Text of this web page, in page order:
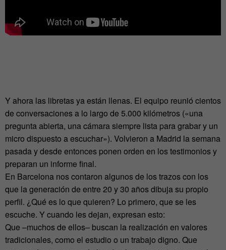
Y ahora las libretas ya están llenas. El equipo reunió cientos
de conversaciones a lo largo de 5.000 kilómetros («una
pregunta abierta, una cámara siempre lista para grabar y un
micro dispuesto a escuchar»). Volvieron a Madrid la semana
pasada y desde entonces ponen orden en los testimonios y
preparan un informe final.
En Barcelona nos contaron algunos de los trazos con los
que la generación de entre 20 y 30 años dibuja su propio
perfil. ¿Qué es lo que quieren? Lo primero, que se les
escuche. Y cuando les dejan, expresan esto:
Que –muchos de ellos– buscan la realización en valores
tradicionales, como el estudio o un trabajo digno. Que